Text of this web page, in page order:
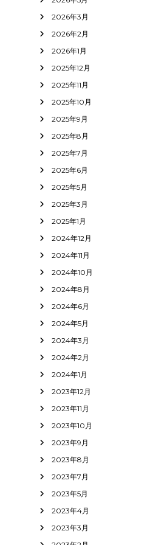
2026年3月
2026年2月
2026年1月
2025年12月
2025年11月
2025年10月
2025年9月
2025年8月
2025年7月
2025年6月
2025年5月
2025年3月
2025年1月
2024年12月
2024年11月
2024年10月
2024年8月
2024年6月
2024年5月
2024年3月
2024年2月
2024年1月
2023年12月
2023年11月
2023年10月
2023年9月
2023年8月
2023年7月
2023年5月
2023年4月
2023年3月